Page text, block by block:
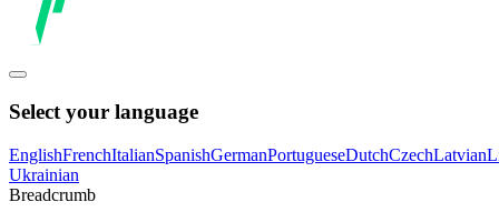
Select your language
EnglishFrenchItalianSpanishGermanPortugueseDutchCzechLatvian
Ukrainian
Breadcrumb